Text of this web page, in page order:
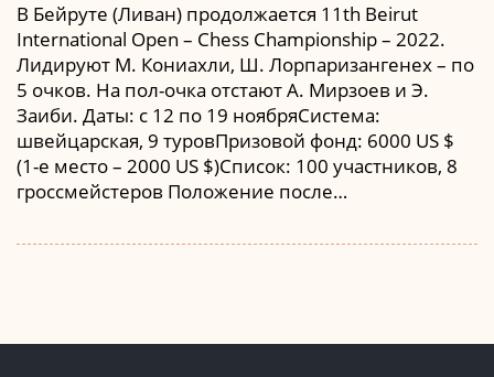
В Бейруте (Ливан) продолжается 11th Beirut
International Open – Chess Championship – 2022.
Лидируют М. Кониахли, Ш. Лорпаризангенех – по
5 очков. На пол-очка отстают А. Мирзоев и Э.
Заиби. Даты: с 12 по 19 ноябряСистема:
швейцарская, 9 туровПризовой фонд: 6000 US $
(1-е место – 2000 US $)Список: 100 участников, 8
гроссмейстеров Положение после…